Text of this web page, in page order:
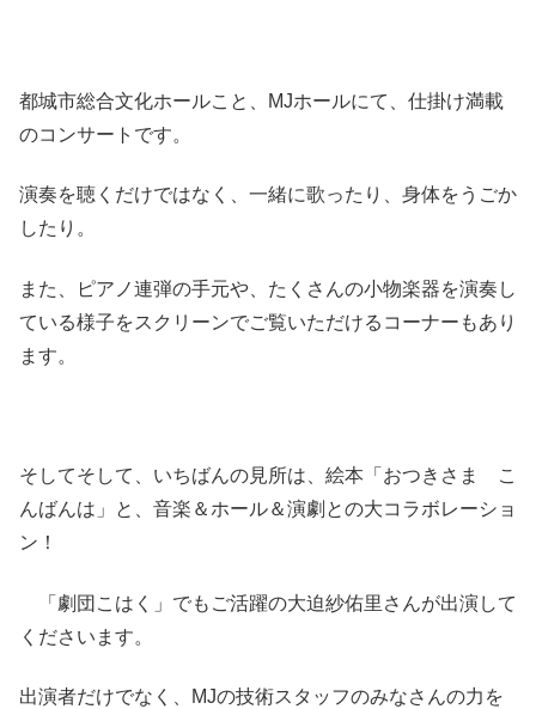
都城市総合文化ホールこと、MJホールにて、仕掛け満載
のコンサートです。
演奏を聴くだけではなく、一緒に歌ったり、身体をうごか
したり。
また、ピアノ連弾の手元や、たくさんの小物楽器を演奏し
ている様子をスクリーンでご覧いただけるコーナーもあり
ます。
そしてそして、いちばんの見所は、絵本「おつきさま こ
んばんは」と、音楽＆ホール＆演劇との大コラボレーショ
ン！
「劇団こはく」でもご活躍の大迫紗佑里さんが出演して
くださいます。
出演者だけでなく、MJの技術スタッフのみなさんの力を